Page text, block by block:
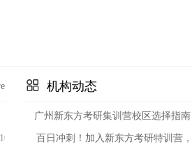
10-11
机构动态
广州新东方考研集训营校区选择指南
百日冲刺！加入新东方考研特训营